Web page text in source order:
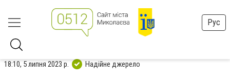
Рус
18:10, 5 липня 2023 р. Надійне джерело